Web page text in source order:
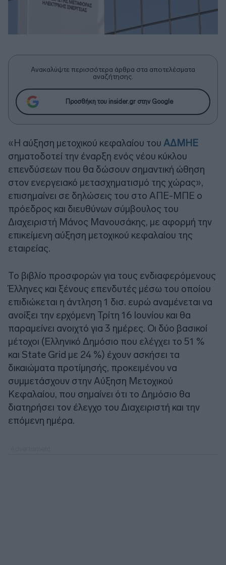
Ανακαλύψτε περισσότερα άρθρα στα αποτελέσματα
αναζήτησης.
Προσθήκη του insider.gr στην Google
«Η αύξηση μετοχικού κεφαλαίου του ΑΔΜΗΕ
σηματοδοτεί την έναρξη ενός νέου κύκλου
επενδύσεων που θα δώσουν σημαντική ώθηση
στον ενεργειακό μετασχηματισμό της χώρας»,
επισημαίνει σε δηλώσεις του στο ΑΠΕ-ΜΠΕ ο
πρόεδρος και διευθύνων σύμβουλος του
Διαχειριστή Μάνος Μανουσάκης, με αφορμή την
επικείμενη αύξηση μετοχικού κεφαλαίου της
εταιρείας.
Το βιβλίο προσφορών για τους ενδιαφερόμενους
Έλληνες και ξένους επενδυτές μέσω του οποίου
επιδιώκεται η άντληση 1 δισ. ευρώ αναμένεται να
ανοίξει την ερχόμενη Τρίτη 16 Ιουνίου και θα
παραμείνει ανοιχτό για 3 ημέρες. Οι δύο βασικοί
μέτοχοι (Ελληνικό Δημόσιο που ελέγχει το 51 %
και State Grid με 24 %) έχουν ασκήσει τα
δικαιώματα προτίμησής, προκειμένου να
συμμετάσχουν στην Αύξηση Μετοχικού
Κεφαλαίου, που σημαίνει ότι το Δημόσιο θα
διατηρήσει τον έλεγχο του Διαχειριστή και την
επόμενη ημέρα.